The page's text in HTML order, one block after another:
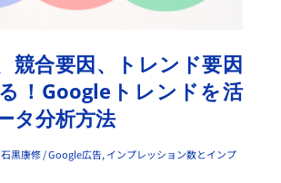
競合要因、トレンド要因
！Googleトレンドを活
タ分析方法
石黒康修/Google広告, インプレッション数とインプ